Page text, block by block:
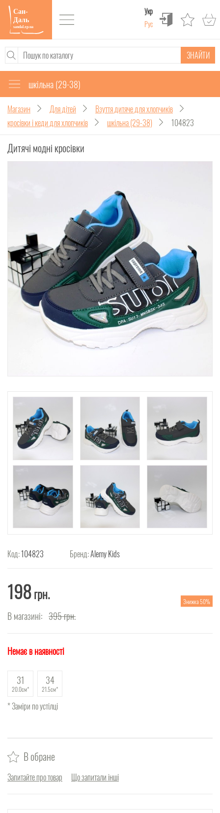
Укр
Рус
ЗНАЙТИ
шкільна (29-38)
Магазин Для дітей
Взуття дитяче для хлопчиків
кросівки і кеди для хлопчиків
шкільна (29-38) 104823
Дитячі модні кросівки
Код:104823 Бренд:Alemy Kids
198грн.
В магазині: 395грн.
Знижка 50%
Немає в наявності
31
20.0см
34
21.5см
* Заміри по устілці
В обране
Запитайте про товар Що запитали інші